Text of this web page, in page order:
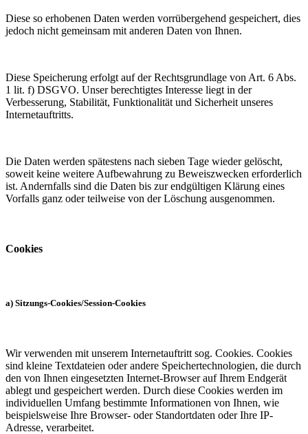
Diese so erhobenen Daten werden vorrübergehend gespeichert, dies
jedoch nicht gemeinsam mit anderen Daten von Ihnen.
Diese Speicherung erfolgt auf der Rechtsgrundlage von Art. 6 Abs.
1 lit. f) DSGVO. Unser berechtigtes Interesse liegt in der
Verbesserung, Stabilität, Funktionalität und Sicherheit unseres
Internetauftritts.
Die Daten werden spätestens nach sieben Tage wieder gelöscht,
soweit keine weitere Aufbewahrung zu Beweiszwecken erforderlich
ist. Andernfalls sind die Daten bis zur endgültigen Klärung eines
Vorfalls ganz oder teilweise von der Löschung ausgenommen.
Cookies
a) Sitzungs-Cookies/Session-Cookies
Wir verwenden mit unserem Internetauftritt sog. Cookies. Cookies
sind kleine Textdateien oder andere Speichertechnologien, die durch
den von Ihnen eingesetzten Internet-Browser auf Ihrem Endgerät
ablegt und gespeichert werden. Durch diese Cookies werden im
individuellen Umfang bestimmte Informationen von Ihnen, wie
beispielsweise Ihre Browser- oder Standortdaten oder Ihre IP-
Adresse, verarbeitet.